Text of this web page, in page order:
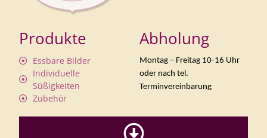
Produkte
Essbare Bilder
Individuelle
Süßigkeiten
Zubehör
Abholung
Montag – Freitag 10-16 Uhr
oder nach tel.
Terminvereinbarung